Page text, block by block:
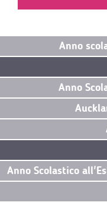
Anno
Anno
Anno Scolastico